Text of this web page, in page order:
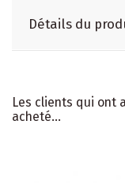
Détails du
Les clients qui ont
acheté...